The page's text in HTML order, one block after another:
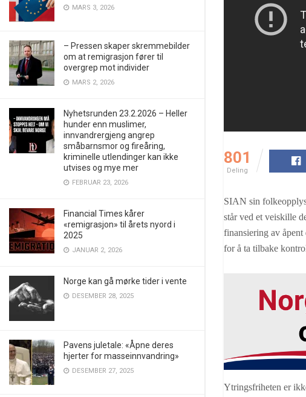
MARS 3, 2026
– Pressen skaper skremmebilder
om at remigrasjon fører til
overgrep mot individer
MARS 2, 2026
Nyhetsrunden 23.2.2026 – Heller
hunder enn muslimer,
innvandrergjeng angrep
småbarnsmor og fireåring,
kriminelle utlendinger kan ikke
utvises og mye mer
FEBRUAR 23, 2026
Financial Times kårer
«remigrasjon» til årets nyord i
2025
JANUAR 2, 2026
Norge kan gå mørke tider i vente
DESEMBER 28, 2025
Pavens juletale: «Åpne deres
hjerter for masseinnvandring»
DESEMBER 27, 2025
801
Deling
SIAN sin
står ved et veiskille
finansiering av
for å ta tilbake
Ytringsfriheten er